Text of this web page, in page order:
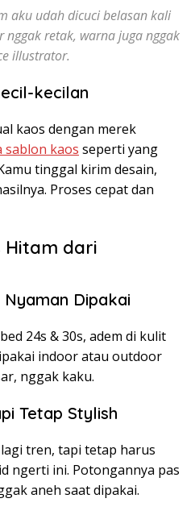
aku udah dicuci belasan kali
retak, warna juga nggak
illustrator.
kecilan
kaos dengan merek
sablon kaos seperti yang
tinggal kirim desain,
Proses cepat dan
Hitam dari
Dipakai
24s & 30s, adem di kulit
indoor atau outdoor
nggak kaku.
Tetap Stylish
tren, tapi tetap harus
ngerti ini. Potongannya pas
aneh saat dipakai.